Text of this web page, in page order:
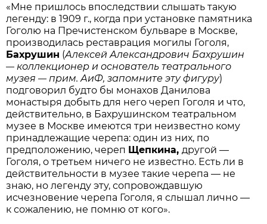
«Мне пришлось впоследствии слышать такую
легенду: в 1909 г., когда при установке памятника
Гоголю на Пречистенском бульваре в Москве,
производилась реставрация могилы Гоголя,
Бахрушин (Алексей Александрович Бахрушин
—коллекционер и основатель театрального
музея— прим. АиФ, запомните эту фигуру)
подговорил будто бы монахов Данилова
монастыря добыть для него череп Гоголя и что,
действительно, в Бахрушинском театральном
музее в Москве имеются три неизвестно кому
принадлежащие черепа: один из них, по
предположению, череп Щепкина,другой —
Гоголя, о третьем ничего не известно. Есть ли в
действительности в музее такие черепа — не
знаю, но легенду эту, сопровождавшую
исчезновение черепа Гоголя, я слышал лично —
к сожалению, не помню от кого».